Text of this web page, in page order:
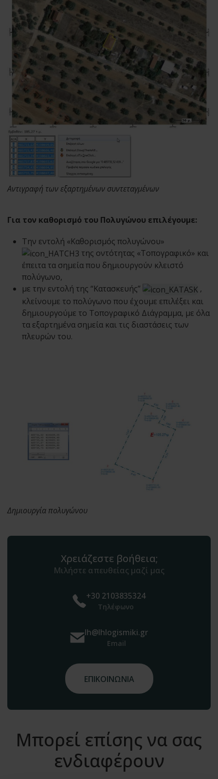
Αντιγραφή των εξαρτημένων συντεταγμένων
Για τον καθορισμό του Πολυγώνου επιλέγουμε:
Την εντολή «Καθορισμός πολυγώνου»
της οντότητας «Τοπογραφικό» και
έπειτα τα σημεία που δημιουργούν κλειστό
πολύγωνο,
με την εντολή της “Κατασκευής”
,
κλείνουμε το πολύγωνο που έχουμε επιλέξει και
δημιουργούμε το Τοπογραφικό Διάγραμμα, με όλα
τα εξαρτημένα σημεία και τις διαστάσεις των
πλευρών του.
Δημιουργία πολυγώνου
Χρειάζεστε βοήθεια;
Μιλήστε απευθείας μαζί μας
+30 2103835324
Τηλέφωνο
lh@lhlogismiki.gr
Email
ΕΠΙΚΟΙΝΩΝΙΑ
Μπορεί επίσης να σας
ενδιαφέρουν